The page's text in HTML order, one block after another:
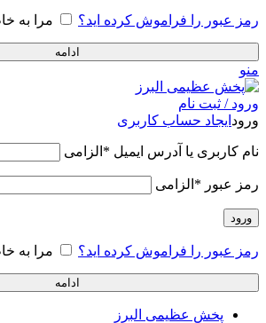
رمز عبور را فراموش کرده اید؟ مرا به
ادامه
منو
ورود / ثبت نام
ورود ایجاد حساب کاربری
نام کاربری یا آدرس ایمیل * الزامی
رمز عبور * الزامی
ورود
رمز عبور را فراموش کرده اید؟ مرا به
ادامه
پخش عظیمی البرز